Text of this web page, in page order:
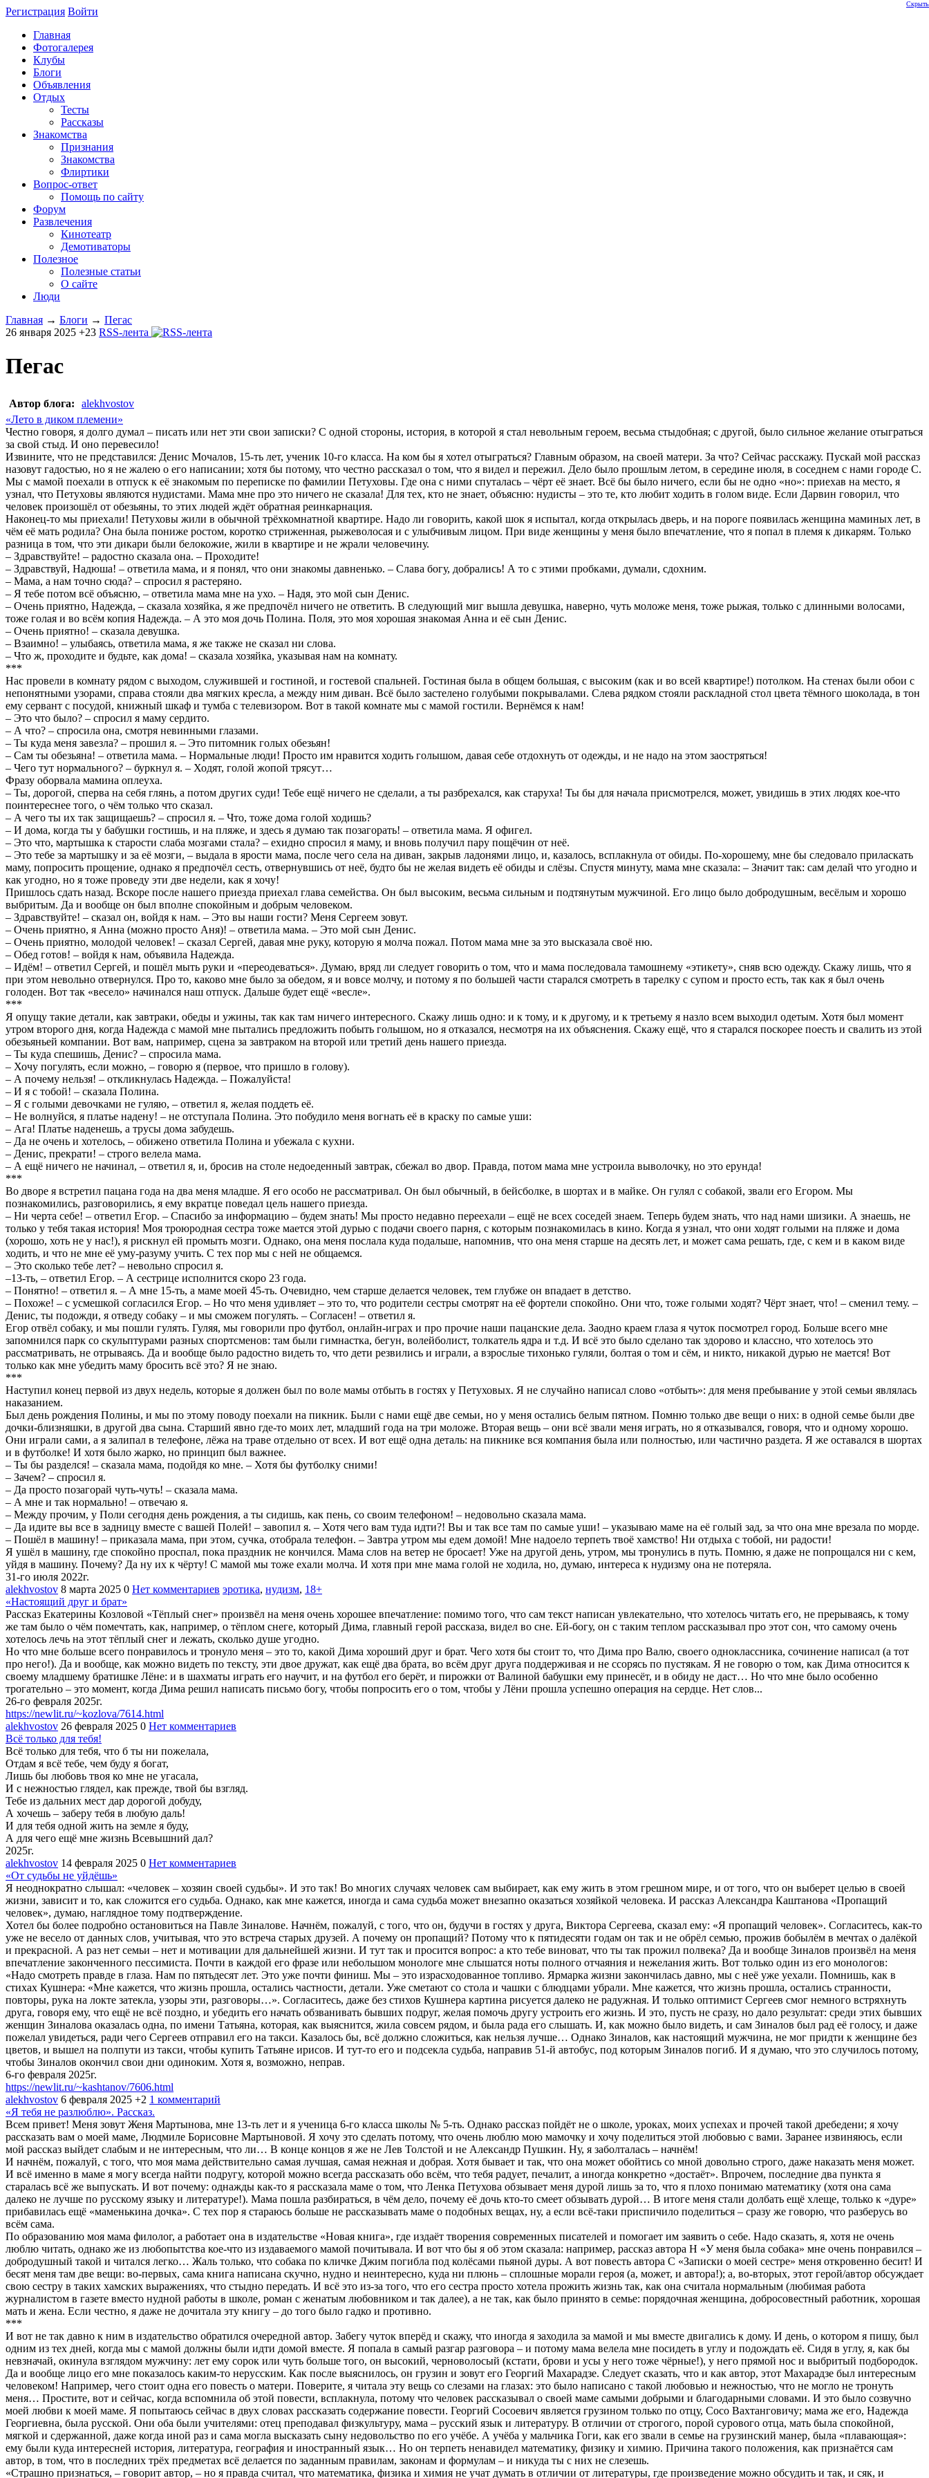
Регистрация Войти
Главная
Фотогалерея
Клубы
Блоги
Объявления
Отдых
Тесты
Рассказы
Знакомства
Признания
Знакомства
Флиртики
Вопрос-ответ
Помощь по сайту
Форум
Развлечения
Кинотеатр
Демотиваторы
Полезное
Полезные статьи
О сайте
Люди
Главная → Блоги → Пегас
26 января 2025 +23 RSS-лента
Пегас
Автор блога:
alekhvostov
«Лето в диком племени»
Честно говоря, я долго думал – писать или нет эти свои записки? С одной стороны, история, в которой я стал невольным героем, весьма стыдобная; с другой, было сильное желание отыграться
за свой стыд. И оно перевесило!
Извините, что не представился: Денис Мочалов, 15-ть лет, ученик 10-го класса. На ком бы я хотел отыграться? Главным образом, на своей матери. За что? Сейчас расскажу. Пускай мой рассказ
назовут гадостью, но я не жалею о его написании; хотя бы потому, что честно рассказал о том, что я видел и пережил. Дело было прошлым летом, в середине июля, в соседнем с нами городе С.
Мы с мамой поехали в отпуск к её знакомым по переписке по фамилии Петуховы. Где она с ними спуталась – чёрт её знает. Всё бы было ничего, если бы не одно «но»: приехав на место, я
узнал, что Петуховы являются нудистами. Мама мне про это ничего не сказала! Для тех, кто не знает, объясню: нудисты – это те, кто любит ходить в голом виде. Если Дарвин говорил, что
человек произошёл от обезьяны, то этих людей ждёт обратная реинкарнация.
Наконец-то мы приехали! Петуховы жили в обычной трёхкомнатной квартире. Надо ли говорить, какой шок я испытал, когда открылась дверь, и на пороге появилась женщина маминых лет, в
чём её мать родила? Она была пониже ростом, коротко стриженная, рыжеволосая и с улыбчивым лицом. При виде женщины у меня было впечатление, что я попал в племя к дикарям. Только
разница в том, что эти дикари были белокожие, жили в квартире и не жрали человечину.
– Здравствуйте! – радостно сказала она. – Проходите!
– Здравствуй, Надюша! – ответила мама, и я понял, что они знакомы давненько. – Слава богу, добрались! А то с этими пробками, думали, сдохним.
– Мама, а нам точно сюда? – спросил я растеряно.
– Я тебе потом всё объясню, – ответила мама мне на ухо. – Надя, это мой сын Денис.
– Очень приятно, Надежда, – сказала хозяйка, я же предпочёл ничего не ответить. В следующий миг вышла девушка, наверно, чуть моложе меня, тоже рыжая, только с длинными волосами,
тоже голая и во всём копия Надежда. – А это моя дочь Полина. Поля, это моя хорошая знакомая Анна и её сын Денис.
– Очень приятно! – сказала девушка.
– Взаимно! – улыбаясь, ответила мама, я же также не сказал ни слова.
– Что ж, проходите и будьте, как дома! – сказала хозяйка, указывая нам на комнату.
***
Нас провели в комнату рядом с выходом, служившей и гостиной, и гостевой спальней. Гостиная была в общем большая, с высоким (как и во всей квартире!) потолком. На стенах были обои с
непонятными узорами, справа стояли два мягких кресла, а между ним диван. Всё было застелено голубыми покрывалами. Слева рядком стояли раскладной стол цвета тёмного шоколада, в тон
ему сервант с посудой, книжный шкаф и тумба с телевизором. Вот в такой комнате мы с мамой гостили. Вернёмся к нам!
– Это что было? – спросил я маму сердито.
– А что? – спросила она, смотря невинными глазами.
– Ты куда меня завезла? – прошил я. – Это питомник голых обезьян!
– Сам ты обезьяна! – ответила мама. – Нормальные люди! Просто им нравится ходить голышом, давая себе отдохнуть от одежды, и не надо на этом заостряться!
– Чего тут нормального? – буркнул я. – Ходят, голой жопой трясут…
Фразу оборвала мамина оплеуха.
– Ты, дорогой, сперва на себя глянь, а потом других суди! Тебе ещё ничего не сделали, а ты разбрехался, как старуха! Ты бы для начала присмотрелся, может, увидишь в этих людях кое-что
поинтереснее того, о чём только что сказал.
– А чего ты их так защищаешь? – спросил я. – Что, тоже дома голой ходишь?
– И дома, когда ты у бабушки гостишь, и на пляже, и здесь я думаю так позагорать! – ответила мама. Я офигел.
– Это что, мартышка к старости слаба мозгами стала? – ехидно спросил я маму, и вновь получил пару пощёчин от неё.
– Это тебе за мартышку и за её мозги, – выдала в ярости мама, после чего села на диван, закрыв ладонями лицо, и, казалось, всплакнула от обиды. По-хорошему, мне бы следовало приласкать
маму, попросить прощение, однако я предпочёл сесть, отвернувшись от неё, будто бы не желая видеть её обиды и слёзы. Спустя минуту, мама мне сказала: – Значит так: сам делай что угодно и
как угодно, но я тоже проведу эти две недели, как я хочу!
Пришлось сдать назад. Вскоре после нашего приезда приехал глава семейства. Он был высоким, весьма сильным и подтянутым мужчиной. Его лицо было добродушным, весёлым и хорошо
выбритым. Да и вообще он был вполне спокойным и добрым человеком.
– Здравствуйте! – сказал он, войдя к нам. – Это вы наши гости? Меня Сергеем зовут.
– Очень приятно, я Анна (можно просто Аня)! – ответила мама. – Это мой сын Денис.
– Очень приятно, молодой человек! – сказал Сергей, давая мне руку, которую я молча пожал. Потом мама мне за это высказала своё ню.
– Обед готов! – войдя к нам, объявила Надежда.
– Идём! – ответил Сергей, и пошёл мыть руки и «переодеваться». Думаю, вряд ли следует говорить о том, что и мама последовала тамошнему «этикету», сняв всю одежду. Скажу лишь, что я
при этом невольно отвернулся. Про то, каково мне было за обедом, я и вовсе молчу, и потому я по большей части старался смотреть в тарелку с супом и просто есть, так как я был очень
голоден. Вот так «весело» начинался наш отпуск. Дальше будет ещё «весле».
***
Я опущу такие детали, как завтраки, обеды и ужины, так как там ничего интересного. Скажу лишь одно: и к тому, и к другому, и к третьему я назло всем выходил одетым. Хотя был момент
утром второго дня, когда Надежда с мамой мне пытались предложить побыть голышом, но я отказался, несмотря на их объяснения. Скажу ещё, что я старался поскорее поесть и свалить из этой
обезьяньей компании. Вот вам, например, сцена за завтраком на второй или третий день нашего приезда.
– Ты куда спешишь, Денис? – спросила мама.
– Хочу погулять, если можно, – говорю я (первое, что пришло в голову).
– А почему нельзя! – откликнулась Надежда. – Пожалуйста!
– И я с тобой! – сказала Полина.
– Я с голыми девочками не гуляю, – ответил я, желая поддеть её.
– Не волнуйся, я платье надену! – не отступала Полина. Это побудило меня вогнать её в краску по самые уши:
– Ага! Платье наденешь, а трусы дома забудешь.
– Да не очень и хотелось, – обижено ответила Полина и убежала с кухни.
– Денис, прекрати! – строго велела мама.
– А ещё ничего не начинал, – ответил я, и, бросив на столе недоеденный завтрак, сбежал во двор. Правда, потом мама мне устроила выволочку, но это ерунда!
***
Во дворе я встретил пацана года на два меня младше. Я его особо не рассматривал. Он был обычный, в бейсболке, в шортах и в майке. Он гулял с собакой, звали его Егором. Мы
познакомились, разговорились, я ему вкратце поведал цель нашего приезда.
– Ни черта себе! – ответил Егор. – Спасибо за информацию – будем знать! Мы просто недавно переехали – ещё не всех соседей знаем. Теперь будем знать, что над нами шизики. А знаешь, не
только у тебя такая история! Моя троюродная сестра тоже мается этой дурью с подачи своего парня, с которым познакомилась в кино. Когда я узнал, что они ходят голыми на пляже и дома
(хорошо, хоть не у нас!), я рискнул ей промыть мозги. Однако, она меня послала куда подальше, напомнив, что она меня старше на десять лет, и может сама решать, где, с кем и в каком виде
ходить, и что не мне её уму-разуму учить. С тех пор мы с ней не общаемся.
– Это сколько тебе лет? – невольно спросил я.
–13-ть, – ответил Егор. – А сестрице исполнится скоро 23 года.
– Понятно! – ответил я. – А мне 15-ть, а маме моей 45-ть. Очевидно, чем старше делается человек, тем глубже он впадает в детство.
– Похоже! – с усмешкой согласился Егор. – Но что меня удивляет – это то, что родители сестры смотрят на её фортели спокойно. Они что, тоже голыми ходят? Чёрт знает, что! – сменил тему. –
Денис, ты подожди, я отведу собаку – и мы сможем погулять. – Согласен! – ответил я.
Егор отвёл собаку, и мы пошли гулять. Гуляя, мы говорили про футбол, онлайн-играх и про прочие наши пацанские дела. Заодно краем глаза я чуток посмотрел город. Больше всего мне
запомнился парк со скульптурами разных спортсменов: там были гимнастка, бегун, волейболист, толкатель ядра и т.д. И всё это было сделано так здорово и классно, что хотелось это
рассматривать, не отрываясь. Да и вообще было радостно видеть то, что дети резвились и играли, а взрослые тихонько гуляли, болтая о том и сём, и никто, никакой дурью не мается! Вот
только как мне убедить маму бросить всё это? Я не знаю.
***
Наступил конец первой из двух недель, которые я должен был по воле мамы отбыть в гостях у Петуховых. Я не случайно написал слово «отбыть»: для меня пребывание у этой семьи являлась
наказанием.
Был день рождения Полины, и мы по этому поводу поехали на пикник. Были с нами ещё две семьи, но у меня остались белым пятном. Помню только две вещи о них: в одной семье были две
дочки-близняшки, в другой два сына. Старший явно где-то моих лет, младший года на три моложе. Вторая вещь – они всё звали меня играть, но я отказывался, говоря, что и одному хорошо.
Они играли сами, а я залипал в телефоне, лёжа на траве отдельно от всех. И вот ещё одна деталь: на пикнике вся компания была или полностью, или частично раздета. Я же оставался в шортах
и в футболке! И хотя было жарко, но принцип был важнее.
– Ты бы разделся! – сказала мама, подойдя ко мне. – Хотя бы футболку сними!
– Зачем? – спросил я.
– Да просто позагорай чуть-чуть! – сказала мама.
– А мне и так нормально! – отвечаю я.
– Между прочим, у Поли сегодня день рождения, а ты сидишь, как пень, со своим телефоном! – недовольно сказала мама.
– Да идите вы все в задницу вместе с вашей Полей! – завопил я. – Хотя чего вам туда идти?! Вы и так все там по самые уши! – указываю маме на её голый зад, за что она мне врезала по морде.
– Пошёл в машину! – приказала мама, при этом, сучка, отобрала телефон. – Завтра утром мы едем домой! Мне надоело терпеть твоё хамство! Ни отдыха с тобой, ни радости!
Я ушёл в машину, где спокойно проспал, пока праздник не кончился. Мама слов на ветер не бросает! Уже на другой день, утром, мы тронулись в путь. Помню, я даже не попрощался ни с кем,
уйдя в машину. Почему? Да ну их к чёрту! С мамой мы тоже ехали молча. И хотя при мне мама голой не ходила, но, думаю, интереса к нудизму она не потеряла.
31-го июля 2022г.
alekhvostov 8 марта 2025 0 Нет комментариев эротика, нудизм, 18+
«Настоящий друг и брат»
Рассказ Екатерины Козловой «Тёплый снег» произвёл на меня очень хорошее впечатление: помимо того, что сам текст написан увлекательно, что хотелось читать его, не прерываясь, к тому
же там было о чём помечтать, как, например, о тёплом снеге, который Дима, главный герой рассказа, видел во сне. Ей-богу, он с таким теплом рассказывал про этот сон, что самому очень
хотелось лечь на этот тёплый снег и лежать, сколько душе угодно.
Но что мне больше всего понравилось и тронуло меня – это то, какой Дима хороший друг и брат. Чего хотя бы стоит то, что Дима про Валю, своего одноклассника, сочинение написал (а тот
про него!). Да и вообще, как можно видеть по тексту, эти двое дружат, как ещё два брата, во всём друг друга поддерживая и не ссорясь по пустякам. Я не говорю о том, как Дима относится к
своему младшему братишке Лёне: и в шахматы играть его научит, и на футбол его берёт, и пирожки от Валиной бабушки ему принесёт, и в обиду не даст… Но что мне было особенно
трогательно – это момент, когда Дима решил написать письмо богу, чтобы попросить его о том, чтобы у Лёни прошла успешно операция на сердце. Нет слов...
26-го февраля 2025г.
https://newlit.ru/~kozlova/7614.html
alekhvostov 26 февраля 2025 0 Нет комментариев
Всё только для тебя!
Всё только для тебя, что б ты ни пожелала,
Отдам я всё тебе, чем буду я богат,
Лишь бы любовь твоя ко мне не угасала,
И с нежностью глядел, как прежде, твой бы взгляд.
Тебе из дальних мест дар дорогой добуду,
А хочешь – заберу тебя в любую даль!
И для тебя одной жить на земле я буду,
А для чего ещё мне жизнь Всевышний дал?
2025г.
alekhvostov 14 февраля 2025 0 Нет комментариев
«От судьбы не уйдёшь»
Я неоднократно слышал: «человек – хозяин своей судьбы». И это так! Во многих случаях человек сам выбирает, как ему жить в этом грешном мире, и от того, что он выберет целью в своей
жизни, зависит и то, как сложится его судьба. Однако, как мне кажется, иногда и сама судьба может внезапно оказаться хозяйкой человека. И рассказ Александра Каштанова «Пропащий
человек», думаю, наглядное тому подтверждение.
Хотел бы более подробно остановиться на Павле Зиналове. Начнём, пожалуй, с того, что он, будучи в гостях у друга, Виктора Сергеева, сказал ему: «Я пропащий человек». Согласитесь, как-то
уже не весело от данных слов, учитывая, что это встреча старых друзей. А почему он пропащий? Потому что к пятидесяти годам он так и не обрёл семью, прожив бобылём в мечтах о далёкой
и прекрасной. А раз нет семьи – нет и мотивации для дальнейшей жизни. И тут так и просится вопрос: а кто тебе виноват, что ты так прожил полвека? Да и вообще Зиналов произвёл на меня
впечатление законченного пессимиста. Почти в каждой его фразе или небольшом монологе мне слышатся ноты полного отчаяния и нежелания жить. Вот только один из его монологов:
«Надо смотреть правде в глаза. Нам по пятьдесят лет. Это уже почти финиш. Мы – это израсходованное топливо. Ярмарка жизни закончилась давно, мы с неё уже уехали. Помнишь, как в
стихах Кушнера: «Мне кажется, что жизнь прошла, остались частности, детали. Уже сметают со стола и чашки с блюдцами убрали. Мне кажется, что жизнь прошла, остались странности,
повторы, рука на локте затекла, узоры эти, разговоры…». Согласитесь, даже без стихов Кушнера картина рисуется далеко не радужная. И только оптимист Сергеев смог немного встряхнуть
друга, говоря ему, что ещё не всё поздно, и убедить его начать обзванивать бывших подруг, желая помочь другу устроить его жизнь. И это, пусть не сразу, но дало результат: среди этих бывших
женщин Зиналова оказалась одна, по имени Татьяна, которая, как выяснится, жила совсем рядом, и была рада его слышать. И, как можно было видеть, и сам Зиналов был рад её голосу, и даже
пожелал увидеться, ради чего Сергеев отправил его на такси. Казалось бы, всё должно сложиться, как нельзя лучше… Однако Зиналов, как настоящий мужчина, не мог придти к женщине без
цветов, и вышел на полпути из такси, чтобы купить Татьяне ирисов. И тут-то его и подсекла судьба, направив 51-й автобус, под которым Зиналов погиб. И я думаю, что это случилось потому,
чтобы Зиналов окончил свои дни одиноким. Хотя я, возможно, неправ.
6-го февраля 2025г.
https://newlit.ru/~kashtanov/7606.html
alekhvostov 6 февраля 2025 +2 1 комментарий
«Я тебя не разлюблю». Рассказ.
Всем привет! Меня зовут Женя Мартынова, мне 13-ть лет и я ученица 6-го класса школы № 5-ть. Однако рассказ пойдёт не о школе, уроках, моих успехах и прочей такой дребедени; я хочу
рассказать вам о моей маме, Людмиле Борисовне Мартыновой. Я хочу это сделать потому, что очень люблю мою мамочку и хочу поделиться этой любовью с вами. Заранее извиняюсь, если
мой рассказ выйдет слабым и не интересным, что ли… В конце концов я же не Лев Толстой и не Александр Пушкин. Ну, я заболталась – начнём!
И начнём, пожалуй, с того, что моя мама действительно самая лучшая, самая нежная и добрая. Хотя бывает и так, что она может обойтись со мной довольно строго, даже наказать меня может.
И всё именно в маме я могу всегда найти подругу, которой можно всегда рассказать обо всём, что тебя радует, печалит, а иногда конкретно «достаёт». Впрочем, последние два пункта я
старалась всё же выпускать. И вот почему: однажды как-то я рассказала маме о том, что Ленка Петухова обзывает меня дурой лишь за то, что я плохо понимаю математику (хотя она сама
далеко не лучше по русскому языку и литературе!). Мама пошла разбираться, в чём дело, почему её дочь кто-то смеет обзывать дурой… В итоге меня стали долбать ещё хлеще, только к «дуре»
прибавилась ещё «маменькина дочка». С тех пор я стараюсь больше не рассказывать маме о подобных вещах, ну, а если всё-таки приспичило поделиться – сразу же говорю, что разберусь во
всём сама.
По образованию моя мама филолог, а работает она в издательстве «Новая книга», где издаёт творения современных писателей и помогает им заявить о себе. Надо сказать, я, хотя не очень
люблю читать, однако же из любопытства кое-что из издаваемого мамой почитывала. И вот что бы я об этом сказала: например, рассказ автора Н «У меня была собака» мне очень понравился –
добродушный такой и читался легко… Жаль только, что собака по кличке Джим погибла под колёсами пьяной дуры. А вот повесть автора С «Записки о моей сестре» меня откровенно бесит! И
бесят меня там две вещи: во-первых, сама книга написана скучно, нудно и неинтересно, куда ни плюнь – сплошные морали героя (а, может, и автора!); а, во-вторых, этот герой/автор обсуждает
свою сестру в таких хамских выражениях, что стыдно передать. И всё это из-за того, что его сестра просто хотела прожить жизнь так, как она считала нормальным (любимая работа
журналистом в газете вместо нудной работы в школе, роман с женатым любовником и так далее), а не так, как было принято в семье: порядочная женщина, добросовестный работник, хорошая
мать и жена. Если честно, я даже не дочитала эту книгу – до того было гадко и противно.
***
И вот не так давно к ним в издательство обратился очередной автор. Забегу чуток вперёд и скажу, что иногда я заходила за мамой и мы вместе двигались к дому. И день, о котором я пишу, был
одним из тех дней, когда мы с мамой должны были идти домой вместе. Я попала в самый разгар разговора – и потому мама велела мне посидеть в углу и подождать её. Сидя в углу, я, как бы
невзначай, окинула взглядом мужчину: лет ему сорок или чуть больше того, он высокий, черноволосый (кстати, брови и усы у него тоже чёрные!), у него прямой нос и выбритый подбородок.
Да и вообще лицо его мне показалось каким-то нерусским. Как после выяснилось, он грузин и зовут его Георгий Махарадзе. Следует сказать, что и как автор, этот Махарадзе был интересным
человеком! Например, чего стоит одна его повесть о матери. Поверите, я читала эту вещь со слезами на глазах: это было написано с такой любовью и нежностью, что не могло не тронуть
меня… Простите, вот и сейчас, когда вспомнила об этой повести, всплакнула, потому что человек рассказывал о своей маме самыми добрыми и благодарными словами. И это было созвучно
моей любви к моей маме. Я попытаюсь сейчас в двух словах рассказать содержание повести. Георгий Сосоевич является грузином только по отцу, Сосо Вахтанговичу; мама же его, Надежда
Георгиевна, была русской. Они оба были учителями: отец преподавал физкультуру, мама – русский язык и литературу. В отличии от строгого, порой сурового отца, мать была спокойной,
мягкой и сдержанной, даже когда иной раз и сама могла высказать сыну недовольство по его учёбе. А учёба у мальчика Гоги, как его звали в семье на грузинский манер, была «плавающая»:
ему были куда интересней история, литература, география и иностранный язык… Но он терпеть ненавидел математику, физику и химию. Причина такого положения, как признаётся сам
автор, в том, что в последних трёх предметах всё делается по заданным правилам, законам и формулам – и никуда ты с них не слезешь.
«Страшно признаться, – говорит автор, – но я правда считал, что математика, физика и химия не учат думать в отличии от литературы, где произведение можно обсудить и так, и сяк, и
Скрыть